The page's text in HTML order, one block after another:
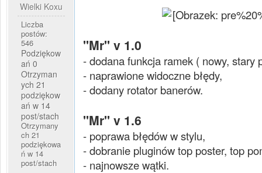
Wielki Koxu
Liczba
postów:
546
Podziękow
ań 0
Otrzyman
ych 21
podziękow
ań w 14
post/stach
Otrzymany
ch 21
podziękowa
ń w 14
post/stach
"Mr" v 1.0
- dodana funkcja ramek ( nowy, stary
- naprawione widoczne błędy,
- dodany rotator banerów.
"Mr" v 1.6
- poprawa błędów w stylu,
- dobranie pluginów top poster, top
- najnowsze wątki.